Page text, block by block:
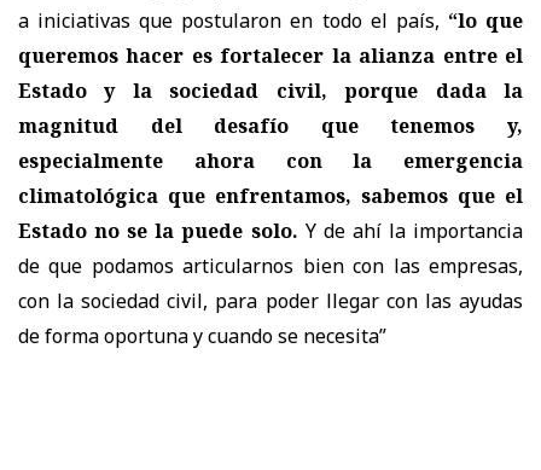
a iniciativas que postularon en todo el país, “lo que
queremos hacer es fortalecer la alianza entre el
Estado y la sociedad civil, porque dada la
magnitud del desafío que tenemos y,
especialmente ahora con la emergencia
climatológica que enfrentamos, sabemos que el
Estado no se la puede solo. Y de ahí la importancia
de que podamos articularnos bien con las empresas,
con la sociedad civil, para poder llegar con las ayudas
de forma oportuna y cuando se necesita”